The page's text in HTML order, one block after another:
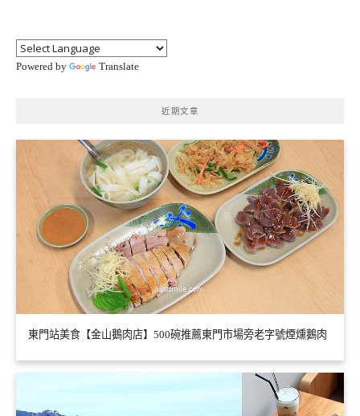
Powered by Translate
近期文章
東門站美食【金山鵝肉店】500碗推薦東門市場旁老字號煙燻鵝肉